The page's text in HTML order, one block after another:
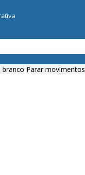
branco Parar movimentos